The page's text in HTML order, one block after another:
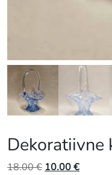
Dekoratiivne
18.00€ Algne
10.00€